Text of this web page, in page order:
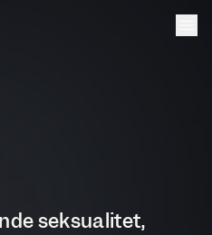
seksualitet,